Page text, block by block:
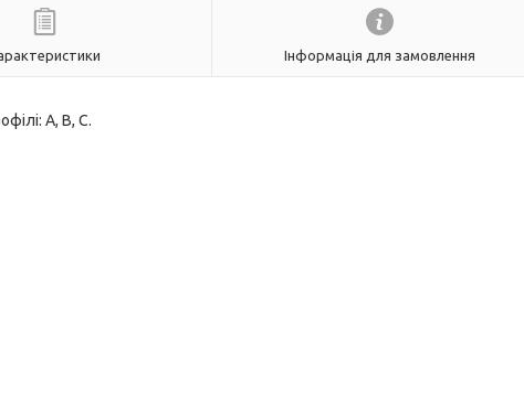
Інформація для замовлення
А, В, С.